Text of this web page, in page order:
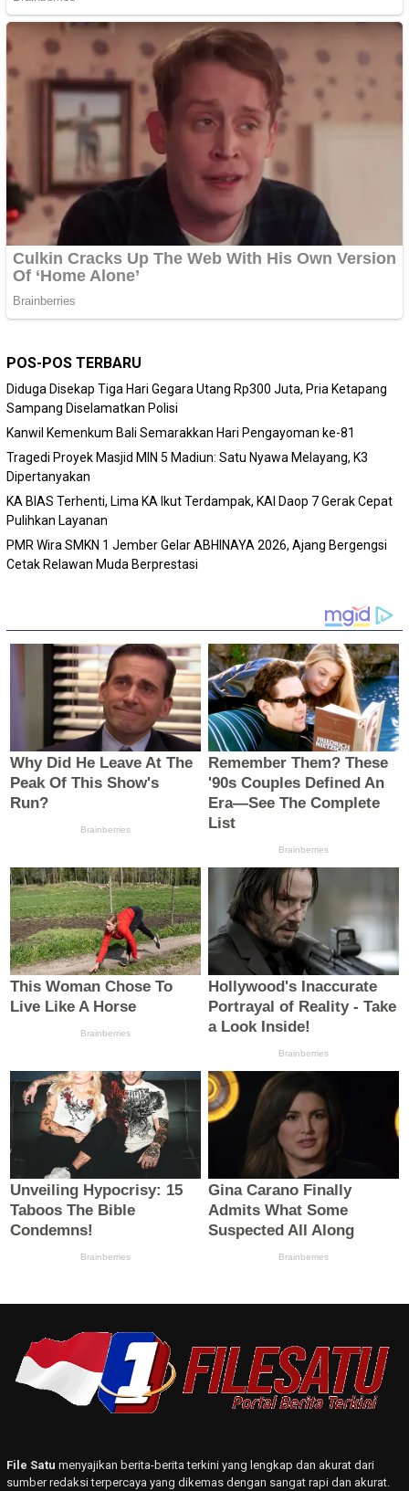
POS-POS TERBARU
Diduga Disekap Tiga Hari Gegara Utang Rp300 Juta, Pria Ketapang
Sampang Diselamatkan Polisi
Kanwil Kemenkum Bali Semarakkan Hari Pengayoman ke-81
Tragedi Proyek Masjid MIN 5 Madiun: Satu Nyawa Melayang, K3
Dipertanyakan
KA BIAS Terhenti, Lima KA Ikut Terdampak, KAI Daop 7 Gerak Cepat
Pulihkan Layanan
PMR Wira SMKN 1 Jember Gelar ABHINAYA 2026, Ajang Bergengsi
Cetak Relawan Muda Berprestasi
File Satu menyajikan berita-berita terkini yang lengkap dan akurat dari
sumber redaksi terpercaya yang dikemas dengan sangat rapi dan akurat.